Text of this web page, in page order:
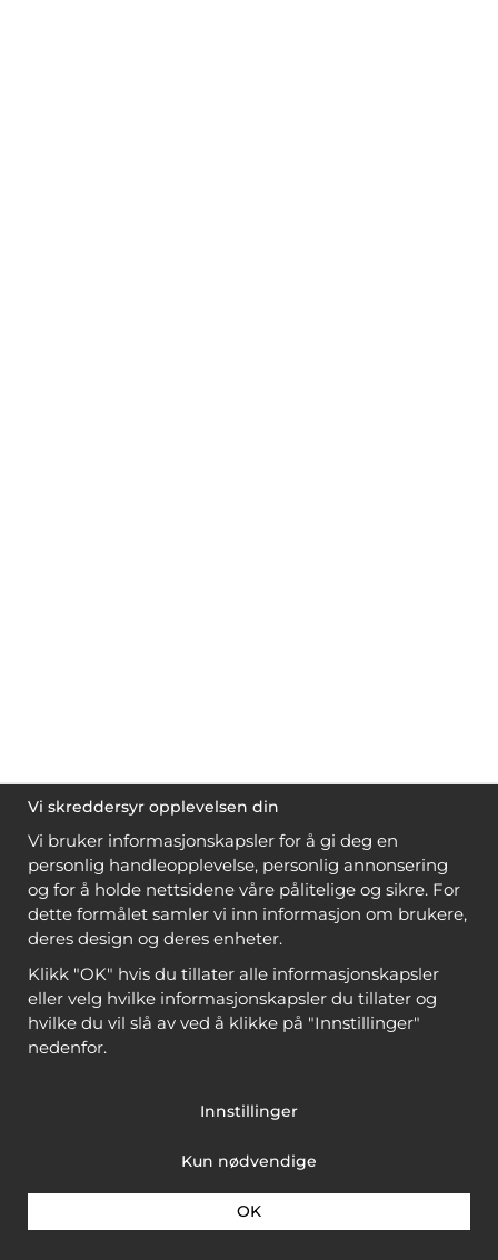
Vi skreddersyr opplevelsen din
Vi bruker informasjonskapsler for å gi deg en
personlig handleopplevelse, personlig annonsering
og for å holde nettsidene våre pålitelige og sikre. For
dette formålet samler vi inn informasjon om brukere,
deres design og deres enheter.
Klikk "OK" hvis du tillater alle informasjonskapsler
eller velg hvilke informasjonskapsler du tillater og
hvilke du vil slå av ved å klikke på "Innstillinger"
nedenfor.
Innstillinger
Kun nødvendige
OK